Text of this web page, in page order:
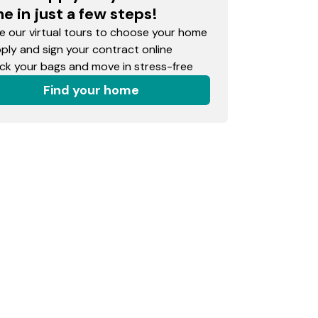
in just a few steps!
our virtual tours to choose your home
and sign your contract online
your bags and move in stress-free
Find your home